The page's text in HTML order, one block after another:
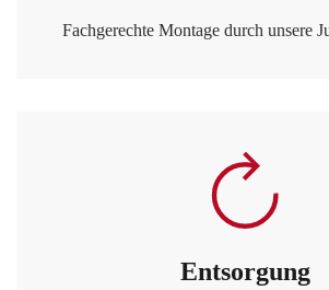
Fachgerechte Montage durch unsere
Entsorgung